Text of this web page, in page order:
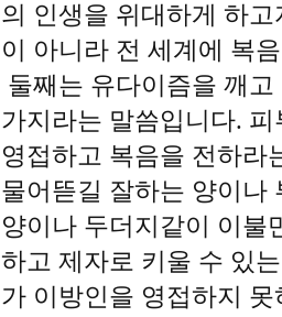
의 인생을 위대하게 하
이 아니라 전 세계에 복
둘째는 유다이즘을 깨
가지라는 말씀입니다.
영접하고 복음을 전하라
물어뜯길 잘하는 양이나
양이나 두더지같이 이불
하고 제자로 키울 수 있
가 이방인을 영접하지